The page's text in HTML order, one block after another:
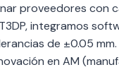
proveedores
integramos
de ±0.05
en AM